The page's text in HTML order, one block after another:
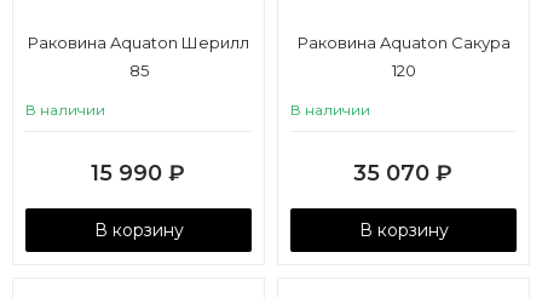
Раковина Aquaton Шерилл
85
В наличии
15 990 ₽
В корзину
Раковина Aquaton Сакура
120
В наличии
35 070 ₽
В корзину